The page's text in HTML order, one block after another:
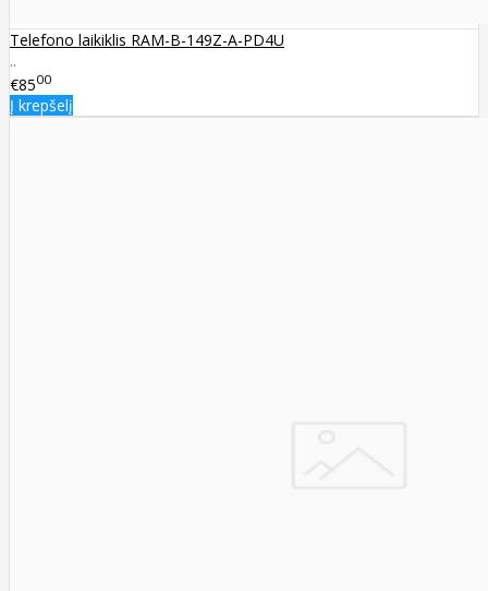
Telefono laikiklis RAM-B-149Z-A-PD4U
..
€8500
Į krepšelį